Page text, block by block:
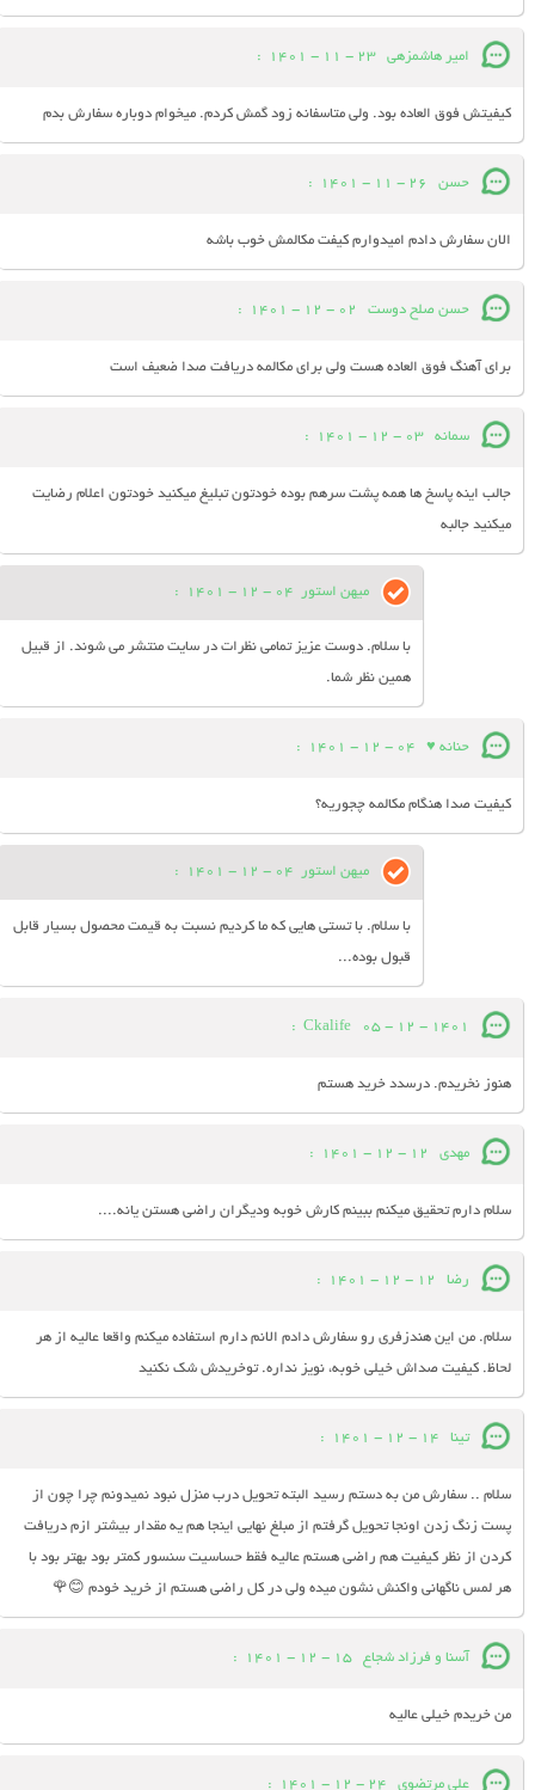
امیر هاشمزهی 23 - 11 - 1401
:
کیفیتش فوق العاده بود. ولی متاسفانه زود گمش کردم. میخوام دوباره سفارش بدم
حسن 26 - 11 - 1401
:
الان سفارش دادم امیدوارم کیفت مکالمش خوب باشه
حسن صلح دوست 02 - 12 - 1401
:
برای آهنگ فوق العاده هست ولی برای مکالمه دریافت صدا ضعیف است
سمانه 03 - 12 - 1401
:
جالب اینه پاسخ ها همه پشت سرهم بوده خودتون تبلیغ میکنید خودتون اعلام رضایت
میکنید جالبه
میهن استور 04 - 12 - 1401
:
با سلام. دوست عزیز تمامی نظرات در سایت منتشر می شوند. از قبیل
همین نظر شما.
حنانه ♥ 04 - 12 - 1401
:
کیفیت صدا هنگام مکالمه چجوریه؟
میهن استور 04 - 12 - 1401
:
با سلام. با تستی هایی که ما کردیم نسبت به قیمت محصول بسیار قابل
قبول بوده...
Ckalife 05 - 12 - 1401
:
هنوز نخریدم. درسدد خرید هستم
مهدی 12 - 12 - 1401
:
سلام دارم تحقیق میکنم ببینم کارش خوبه ودیگران راضی هستن یانه....
رضا 12 - 12 - 1401
:
سلام. من این هندزفری رو سفارش دادم الانم دارم استفاده میکنم واقعا عالیه از هر
لحاظ. کیفیت صداش خیلی خوبه، نویز نداره. توخریدش شک نکنید
تینا 14 - 12 - 1401
:
سلام .. سفارش من به دستم رسید البته تحویل درب منزل نبود نمیدونم چرا چون از
پست زنگ زدن اونجا تحویل گرفتم از مبلغ نهایی اینجا هم یه مقدار بیشتر ازم دریافت
کردن از نظر کیفیت هم راضی هستم عالیه فقط حساسیت سنسور کمتر بود بهتر بود با
هر لمس ناگهانی واکنش نشون میده ولی در کل راضی هستم از خرید خودم 😊🌹
آسنا و فرزاد شجاع 15 - 12 - 1401
:
من خریدم خیلی عالیه
علی مرتضوی 24 - 12 - 1401
: